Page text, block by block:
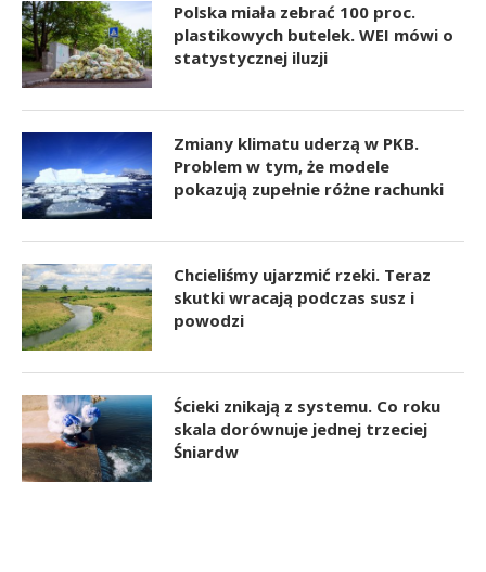
Polska miała zebrać 100 proc.
plastikowych butelek. WEI mówi o
statystycznej iluzji
Zmiany klimatu uderzą w PKB.
Problem w tym, że modele
pokazują zupełnie różne rachunki
Chcieliśmy ujarzmić rzeki. Teraz
skutki wracają podczas susz i
powodzi
Ścieki znikają z systemu. Co roku
skala dorównuje jednej trzeciej
Śniardw